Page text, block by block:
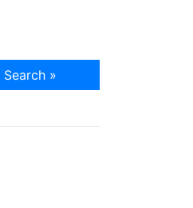
Search »